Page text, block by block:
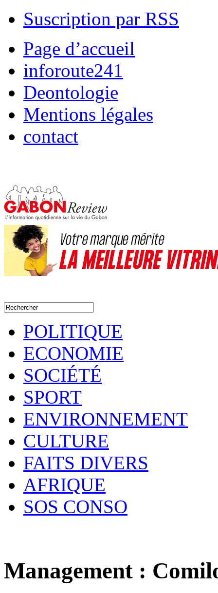
Suscription par RSS
Page d’accueil
inforoute241
Deontologie
Mentions légales
contact
POLITIQUE
ECONOMIE
SOCIÉTÉ
SPORT
ENVIRONNEMENT
CULTURE
FAITS DIVERS
AFRIQUE
SOS CONSO
Management :